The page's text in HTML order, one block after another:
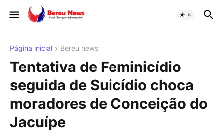
Página inicial Bereu news
Tentativa de Feminicídio
seguida de Suicídio choca
moradores de Conceição do
Jacuípe